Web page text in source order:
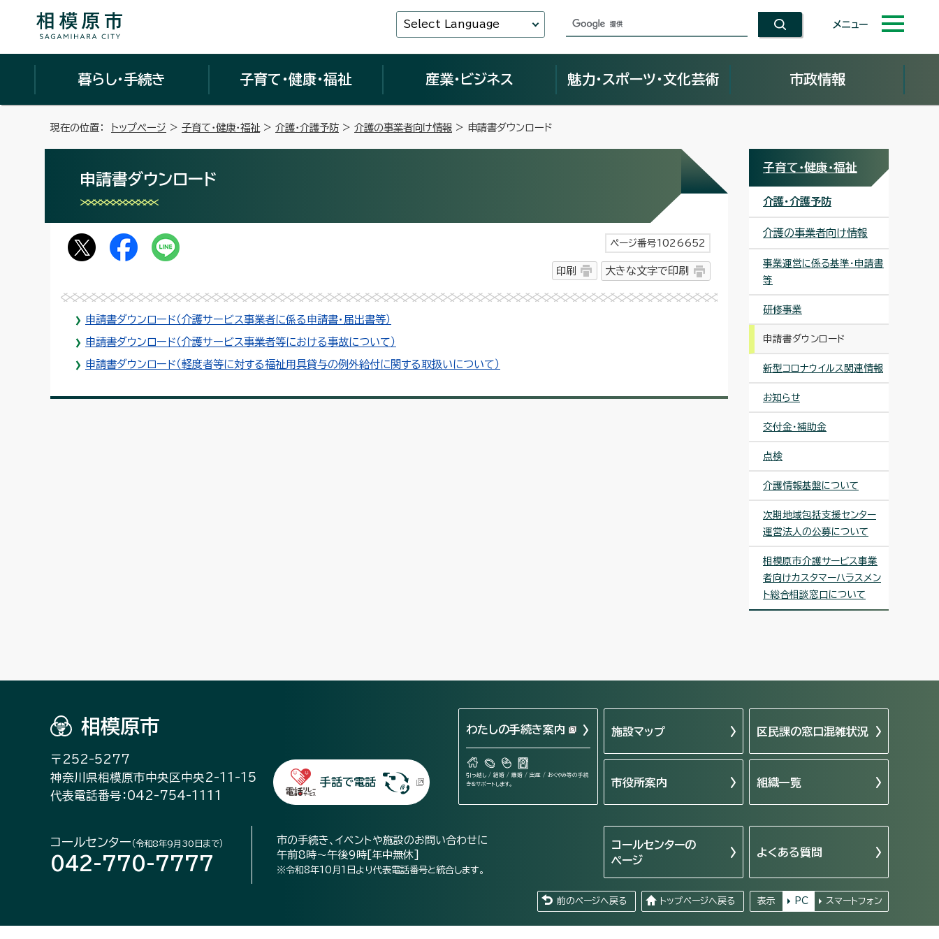
Select Language メニュー
暮らし・手続き 子育て・健康・福祉 産業・ビジネス 魅力・スポーツ・文化芸術 市政情報
現在の位置： トップページ > 子育て・健康・福祉 > 介護・介護予防 > 介護の事業者向け情報 > 申請書ダウンロード
申請書ダウンロード
ページ番号1026652
印刷 大きな文字で印刷
申請書ダウンロード（介護サービス事業者に係る申請書・届出書等）
申請書ダウンロード（介護サービス事業者等における事故について）
申請書ダウンロード（軽度者等に対する福祉用具貸与の例外給付に関する取扱いについて）
子育て・健康・福祉
介護・介護予防
介護の事業者向け情報
事業運営に係る基準・申請書
等
研修事業
申請書ダウンロード
新型コロナウイルス関連情報
お知らせ
交付金・補助金
点検
介護情報基盤について
次期地域包括支援センター
運営法人の公募について
相模原市介護サービス事業
者向けカスタマーハラスメン
ト総合相談窓口について
相模原市
〒252-5277
神奈川県相模原市中央区中央2-11-15
代表電話番号：042-754-1111
手話で電話
わたしの手続き案内
引っ越し / 結婚 / 離婚 / 出産 / おくやみ等の手続
きをサポートします。
施設マップ 区民課の窓口混雑状況
市役所案内 組織一覧
コールセンター （令和8年9月30日まで）
042-770-7777
市の手続き、イベントや施設のお問い合わせに
午前8時～午後9時[年中無休]
※令和8年10月1日より代表電話番号と統合します。
コールセンターの
ページ
よくある質問
前のページへ戻る トップページへ戻る 表示 PC スマートフォン